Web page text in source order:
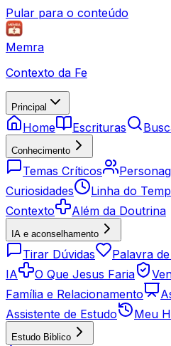
Pular para o conteúdo
Memra
Contexto da Fe
Principal
Home Escrituras
Conhecimento
Temas Críticos
Curiosidades
Linha do
Contexto
Além da Doutrina
IA e aconselhamento
Tirar Dúvidas Palavra
IA
O Que Jesus Faria
Família e Relacionamento
Assistente de Estudo
Meu
Estudo Biblico